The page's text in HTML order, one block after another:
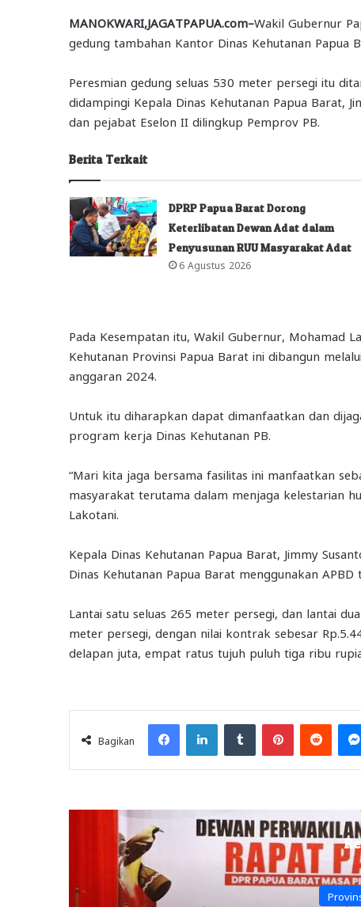
MANOKWARI,JAGATPAPUA.com–Wakil Gubernur
gedung tambahan Kantor Dinas Kehutanan Papua
Peresmian gedung seluas 530 meter persegi itu
didampingi Kepala Dinas Kehutanan Papua Barat,
dan pejabat Eselon II dilingkup Pemprov PB.
Berita Terkait
DPRP Papua Barat Dorong
Keterlibatan Dewan Adat dalam
Penyusunan RUU Masyarakat Adat
6 Agustus 2026
Pada Kesempatan itu, Wakil Gubernur, Mohamad
Kehutanan Provinsi Papua Barat ini dibangun
anggaran 2024.
Untuk itu diharapkan dapat dimanfaatkan dan
program kerja Dinas Kehutanan PB.
“Mari kita jaga bersama fasilitas ini manfaatkan
masyarakat terutama dalam menjaga kelestarian
Lakotani.
Kepala Dinas Kehutanan Papua Barat, Jimmy
Dinas Kehutanan Papua Barat menggunakan APBD
Lantai satu seluas 265 meter persegi, dan lantai
meter persegi, dengan nilai kontrak sebesar
delapan juta, empat ratus tujuh puluh tiga ribu
Bagikan
FacebookLinkedInTumblr PinterestReddit